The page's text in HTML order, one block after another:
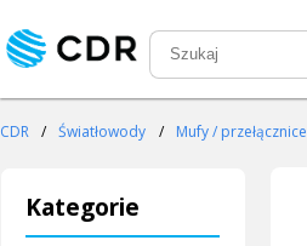
CDR / Światłowody / Mufy / przełącznice
Kategorie